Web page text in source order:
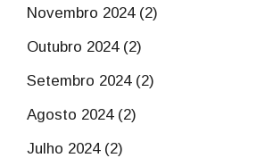
Novembro 2024 (2)
Outubro 2024 (2)
Setembro 2024 (2)
Agosto 2024 (2)
Julho 2024 (2)